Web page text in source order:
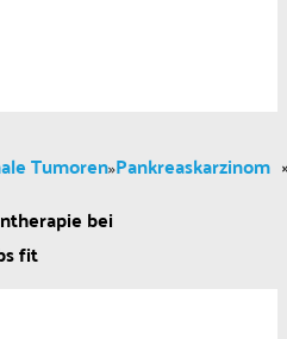
Tumoren»Pankreaskarzinom
bei
fit